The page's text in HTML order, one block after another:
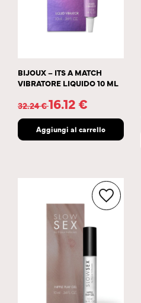
BIJOUX – ITS A MATCH
VIBRATORE LIQUIDO 10 ML
32.24€16.12€
Aggiungi al carrello